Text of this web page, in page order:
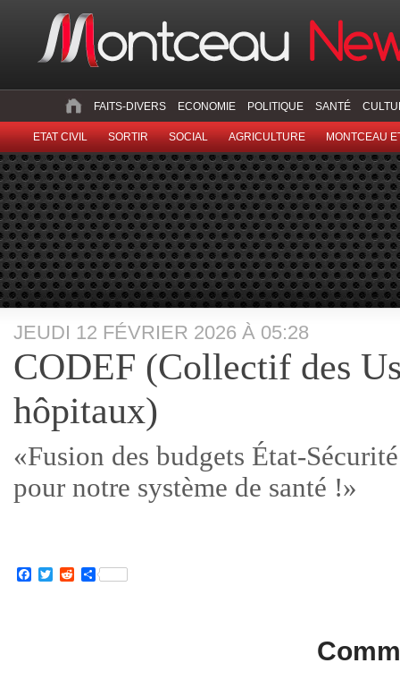
FAITS-DIVERS ECONOMIE POLITIQUE SANTÉ
ETAT CIVIL SORTIR SOCIAL AGRICULTURE MONTCEAU
JEUDI 12 FÉVRIER 2026 À 05:28
CODEF (Collectif des
hôpitaux)
«Fusion des budgets État-
pour notre système de santé !»
Facebook
TwitterRedditPartager